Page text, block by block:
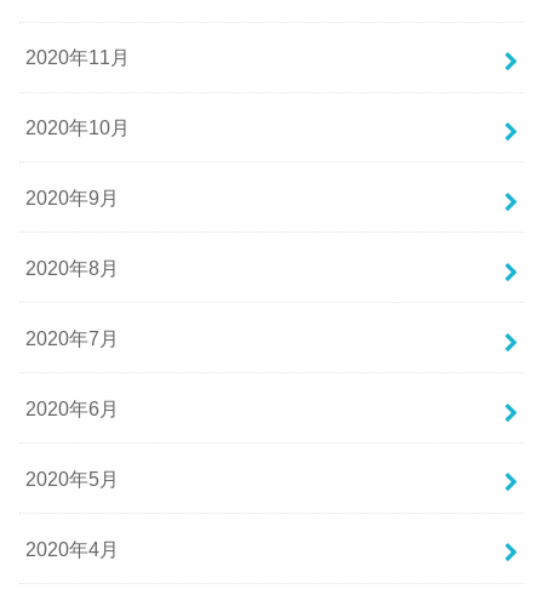
2020年11月
2020年10月
2020年9月
2020年8月
2020年7月
2020年6月
2020年5月
2020年4月